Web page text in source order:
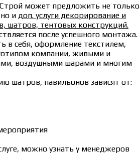
может предложить не только
и доп. услуги декорирование и
шатров, тентовых конструкций.
после успешного монтажа.
в себя, оформление текстилем,
компании, живыми и
воздушными шарами и многим
шатров, павильонов зависят от:
можно узнать у менеджеров